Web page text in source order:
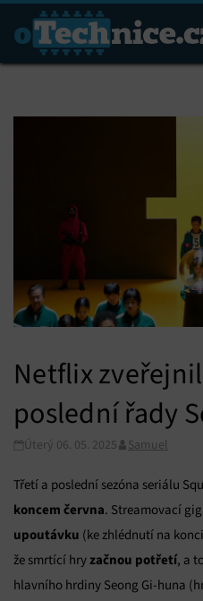
Netflix
poslední řady
Úterý 06. 05. 2025 Samuel
Třetí a poslední sezóna seriálu
koncem června. Streamovací
upoutávku (ke zhlédnutí na
že smrtící hryzačnou potřetí, a
hlavního hrdiny Seong Gi-huna